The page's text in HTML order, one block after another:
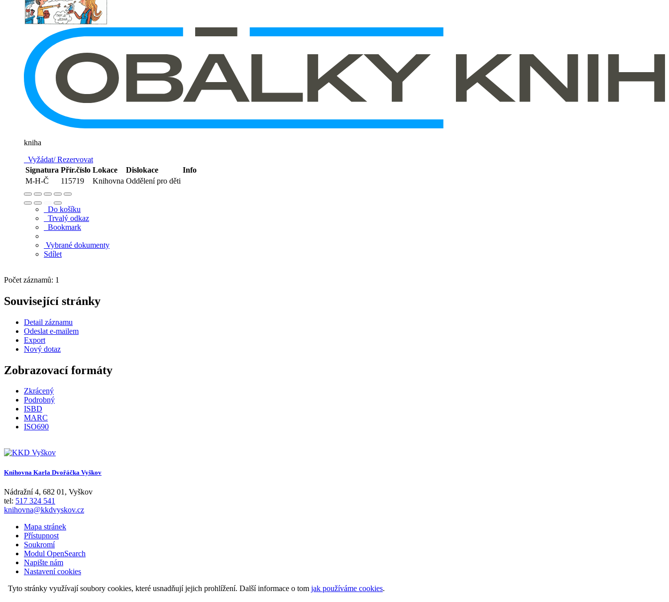
kniha
Vyžádat/ Rezervovat
Signatura Přír.číslo Lokace Dislokace
Info
M-H-Č
115719 Knihovna Oddělení pro děti
Do košíku
Trvalý odkaz
Bookmark
Vybrané dokumenty
Sdílet
Počet záznamů: 1
Související stránky
Detail záznamu
Odeslat e-mailem
Export
Nový dotaz
Zobrazovací formáty
Zkrácený
Podrobný
ISBD
MARC
ISO690
Knihovna Karla Dvořáčka Vyškov
Nádražní 4, 682 01 , Vyškov
tel: 517 324 541
knihovna@kkdvyskov.cz
Mapa stránek
Přístupnost
Soukromí
Modul OpenSearch
Napište nám
Nastavení cookies
Tyto stránky využívají soubory cookies, které usnadňují jejich prohlížení. Další informace o tom jak používáme cookies.